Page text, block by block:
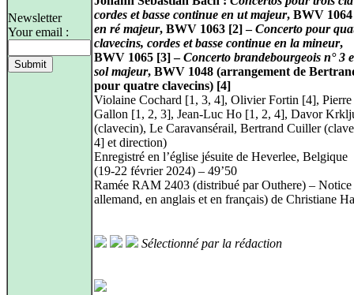
Newsletter
Your email :
cordes et basse continue en ut majeur, BWV
en ré majeur, BWV 1063 [2] –Concerto pour
clavecins, cordes et basse continue en la mineur,
BWV 1065 [3] –Concerto brandebourgeois n° 3
sol majeur, BWV 1048 (arrangement de
pour quatre clavecins) [4]
Violaine Cochard [1, 3, 4], Olivier Fortin [4], Pierre
Gallon [1, 2, 3], Jean‑Luc Ho [1, 2, 4], Davor
(clavecin), Le Caravansérail, Bertrand Cuiller
4] et direction)
Enregistré en l’église jésuite de Heverlee, Belgique
(19‑22 février 2024) – 49’50
Ramée RAM 2403 (distribué par Outhere) – Notice
allemand, en anglais et en français) de Christiane
Sélectionné par la rédaction